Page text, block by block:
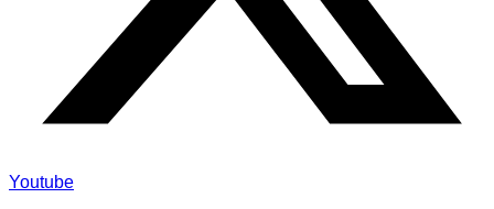
Youtube